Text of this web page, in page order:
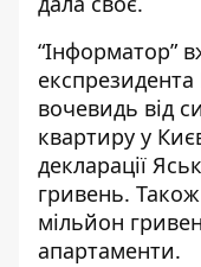
“Інформатор”
експрезидента
вочевидь від
квартиру у
декларації
гривень.
мільйон
апартаменти.